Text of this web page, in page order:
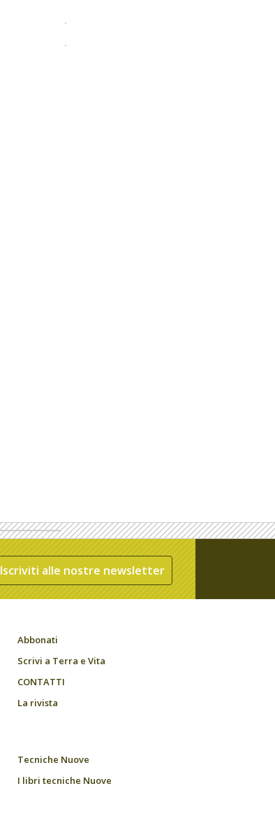
Iscriviti alle nostre newsletter
Abbonati
Scrivi a Terra e Vita
CONTATTI
La rivista
Tecniche Nuove
I libri tecniche Nuove